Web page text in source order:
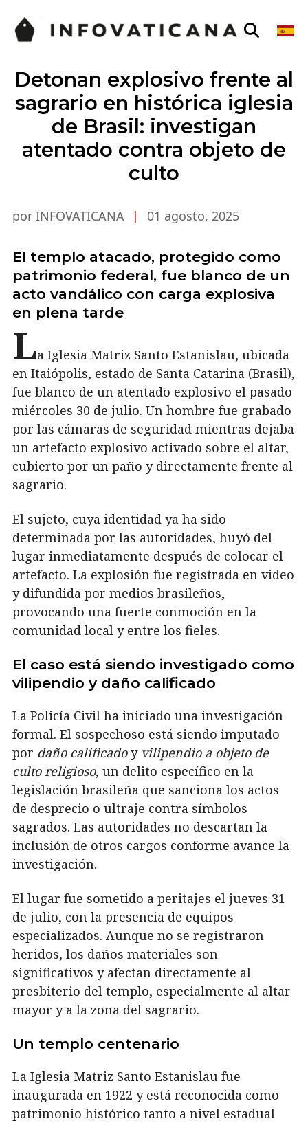
Detonan explosivo frente al
sagrario en histórica iglesia
de Brasil: investigan
atentado contra objeto de
culto
por INFOVATICANA | 01 agosto, 2025
El templo atacado, protegido como
patrimonio federal, fue blanco de un
acto vandálico con carga explosiva
en plena tarde
La Iglesia Matriz Santo Estanislau, ubicada
en Itaiópolis, estado de Santa Catarina (Brasil),
fue blanco de un atentado explosivo el pasado
miércoles 30 de julio. Un hombre fue grabado
por las cámaras de seguridad mientras dejaba
un artefacto explosivo activado sobre el altar,
cubierto por un paño y directamente frente al
sagrario.
El sujeto, cuya identidad ya ha sido
determinada por las autoridades, huyó del
lugar inmediatamente después de colocar el
artefacto. La explosión fue registrada en video
y difundida por medios brasileños,
provocando una fuerte conmoción en la
comunidad local y entre los fieles.
El caso está siendo investigado como
vilipendio y daño calificado
La Policía Civil ha iniciado una investigación
formal. El sospechoso está siendo imputado
por daño calificadoy vilipendio a objeto de
culto religioso, un delito específico en la
legislación brasileña que sanciona los actos
de desprecio o ultraje contra símbolos
sagrados. Las autoridades no descartan la
inclusión de otros cargos conforme avance la
investigación.
El lugar fue sometido a peritajes el jueves 31
de julio, con la presencia de equipos
especializados. Aunque no se registraron
heridos, los daños materiales son
significativos y afectan directamente al
presbiterio del templo, especialmente al altar
mayor y a la zona del sagrario.
Un templo centenario
La Iglesia Matriz Santo Estanislau fue
inaugurada en 1922 y está reconocida como
patrimonio histórico tanto a nivel estadual